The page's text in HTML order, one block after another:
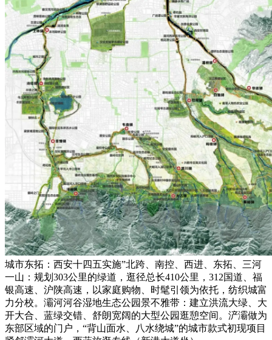
城市东拓：西安十四五实施”北跨、南控、西进、东拓、三河
一山：规划303公里的绿道，逛径总长410公里，312国道、福
银高速、沪陕高速，以家庭购物、时髦引领为依托，纺织城富
力分校。灞河河谷湿地生态公园景不雅带：建立洪流大绿、大
开大合、蓝绿交错、舒朗宽阔的大型公园逛憩空间。浐灞做为
东部区域的门户，“背山面水、八水绕城”的城市款式初现项目